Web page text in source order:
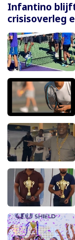
Infantino
crisisoverleg